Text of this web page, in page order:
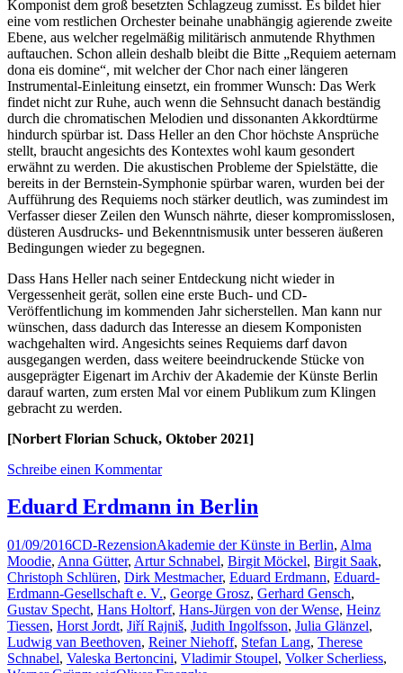
Komponist dem groß besetzten Schlagzeug zumisst. Es bildet hier
eine vom restlichen Orchester beinahe unabhängig agierende zweite
Ebene, aus welcher regelmäßig militärisch anmutende Rhythmen
auftauchen. Schon allein deshalb bleibt die Bitte „Requiem aeternam
dona eis domine“, mit welcher der Chor nach einer längeren
Instrumental-Einleitung einsetzt, ein frommer Wunsch: Das Werk
findet nicht zur Ruhe, auch wenn die Sehnsucht danach beständig
durch die chromatischen Melodien und dissonanten Akkordtürme
hindurch spürbar ist. Dass Heller an den Chor höchste Ansprüche
stellt, braucht angesichts des Kontextes wohl kaum gesondert
erwähnt zu werden. Die akustischen Probleme der Spielstätte, die
bereits in der Bernstein-Symphonie spürbar waren, wurden bei der
Aufführung des Requiems noch stärker deutlich, was zumindest im
Verfasser dieser Zeilen den Wunsch nährte, dieser kompromisslosen,
düsteren Ausdrucks- und Bekenntnismusik unter besseren äußeren
Bedingungen wieder zu begegnen.
Dass Hans Heller nach seiner Entdeckung nicht wieder in
Vergessenheit gerät, sollen eine erste Buch- und CD-
Veröffentlichung im kommenden Jahr sicherstellen. Man kann nur
wünschen, dass dadurch das Interesse an diesem Komponisten
wachgehalten wird. Angesichts seines Requiems darf davon
ausgegangen werden, dass weitere beeindruckende Stücke von
ausgeprägter Eigenart im Archiv der Akademie der Künste Berlin
darauf warten, zum ersten Mal vor einem Publikum zum Klingen
gebracht zu werden.
[Norbert Florian Schuck, Oktober 2021]
Schreibe einen Kommentar
Eduard Erdmann in Berlin
01/09/2016CD-RezensionAkademie der Künste in Berlin, Alma
Moodie, Anna Gütter, Artur Schnabel, Birgit Möckel, Birgit Saak,
Christoph Schlüren, Dirk Mestmacher, Eduard Erdmann, Eduard-
Erdmann-Gesellschaft e. V., George Grosz, Gerhard Gensch,
Gustav Specht, Hans Holtorf, Hans-Jürgen von der Wense, Heinz
Tiessen, Horst Jordt, Jiří Rajniš, Judith Ingolfsson, Julia Glänzel,
Ludwig van Beethoven, Reiner Niehoff, Stefan Lang, Therese
Schnabel, Valeska Bertoncini, Vladimir Stoupel, Volker Scherliess,